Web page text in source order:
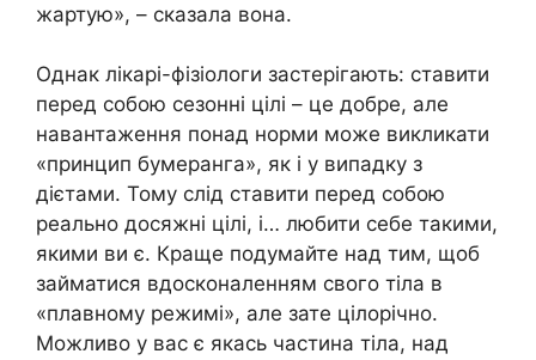
жартую», – сказала вона.
Однак лікарі-фізіологи застерігають: ставити
перед собою сезонні цілі – це добре, але
навантаження понад норми може викликати
«принцип бумеранга», як і у випадку з
дієтами. Тому слід ставити перед собою
реально досяжні цілі, і… любити себе такими,
якими ви є. Краще подумайте над тим, щоб
займатися вдосконаленням свого тіла в
«плавному режимі», але зате цілорічно.
Можливо у вас є якась частина тіла, над